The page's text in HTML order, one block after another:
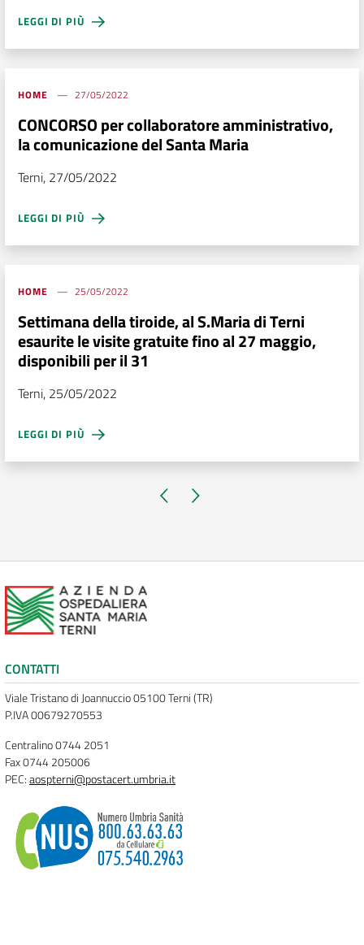
LEGGI DI PIÙ
HOME 27/05/2022
CONCORSO per collaboratore amministrativo,
la comunicazione del Santa Maria
Terni, 27/05/2022
LEGGI DI PIÙ
HOME 25/05/2022
Settimana della tiroide, al S.Maria di Terni
esaurite le visite gratuite fino al 27 maggio,
disponibili per il 31
Terni, 25/05/2022
LEGGI DI PIÙ
Pagina precedente
Pagina successiva
CONTATTI
Viale Tristano di Joannuccio 05100 Terni (TR)
P.IVA 00679270553
Centralino 0744 2051
Fax 0744 205006
PEC:aospterni@postacert.umbria.it